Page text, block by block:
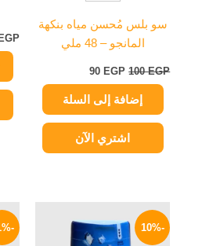
سو بلس مُحسن مياه بنكهة
المانجو – 48 ملي
100EGP
90 EGP
إضافة إلى السلة
اشتري الآن
EGP
-10%
الأصلي
هو:
الحالي
هو:
-11%